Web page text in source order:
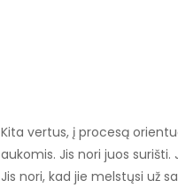
Kita vertus, į procesą
aukomis. Jis nori juos
Jis nori, kad jie melstųsi už